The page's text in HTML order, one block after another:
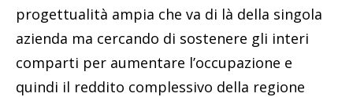
progettualità ampia che va di là della singola
azienda ma cercando di sostenere gli interi
comparti per aumentare l’occupazione e
quindi il reddito complessivo della regione